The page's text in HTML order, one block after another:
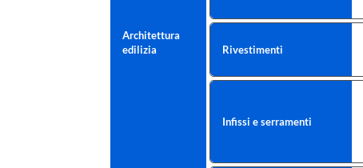
Architettura
edilizia
Rivestimenti
Infissi e serramenti